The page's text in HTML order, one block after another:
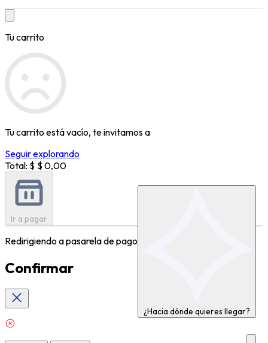
¿Hacia dónde quieres llegar?
Tu carrito
Tu carrito está vacío, te invitamos a
Seguir explorando
Total: $ $ 0,00
Ir a pagar
Redirigiendo a pasarela de pagos...
Confirmar